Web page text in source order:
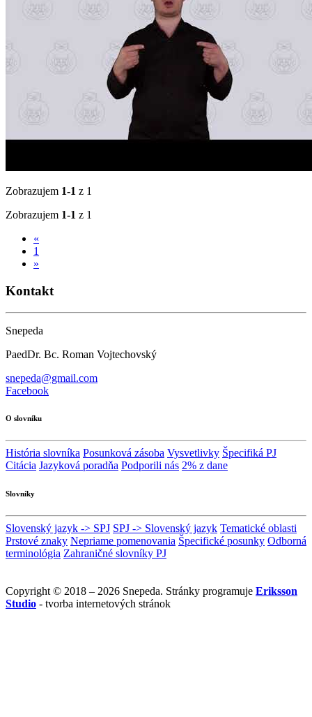
Zobrazujem 1-1 z 1
Zobrazujem 1-1 z 1
«
1
»
Kontakt
Snepeda
PaedDr. Bc. Roman Vojtechovský
snepeda@gmail.com
Facebook
O slovníku
História slovníka Posunková zásoba Vysvetlivky Špecifiká PJ
Citácia Jazyková poradňa Podporili nás 2% z dane
Slovníky
Slovenský jazyk -> SPJ SPJ -> Slovenský jazyk Tematické oblasti
Prstové znaky Nepriame pomenovania Špecifické posunky Odborná
terminológia Zahraničné slovníky PJ
Copyright © 2018 – 2026 Snepeda. Stránky programuje Eriksson
Studio - tvorba internetových stránok